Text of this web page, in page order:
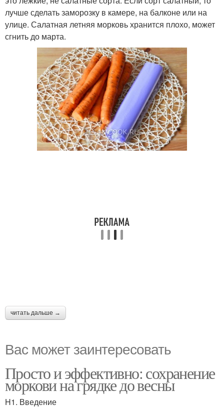
лучше сделать заморозку в камере, на балконе или на
улице. Салатная летняя морковь хранится плохо, может
сгнить до марта.
читать дальше →
Вас может заинтересовать
Просто и эффективно: сохранение
моркови на грядке до весны
H1. Введение